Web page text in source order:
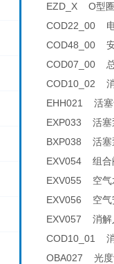
EZD_X O型
COD22_00 电
COD48_00
COD07_00
COD10_02
EHH021 活
EXP033 活
BXP038 活
EXV054 组合
EXV055 空气
EXV056 空气
EXV057 消解
COD10_01
OBA027 光